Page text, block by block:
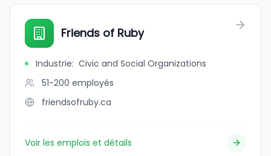
Friends of Ruby
Industrie: Civic and Social Organizations
51-200 employés
friendsofruby.ca
Voir les emplois et détails